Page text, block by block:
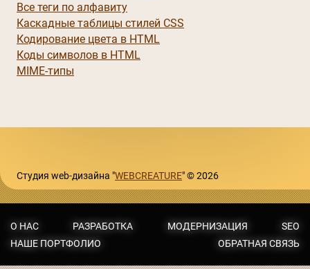
Все теги по алфавиту
Каскадные таблицы стилей CSS
Кодирование цвета в HTML
Коды символов в HTML
MIME-типы
Студия web-дизайна "WEBCREATURE" © 2026
О НАС РАЗРАБОТКА МОДЕРНИЗАЦИЯ
SEO
НАШЕ ПОРТФОЛИО
ОБРАТНАЯ СВЯЗЬ